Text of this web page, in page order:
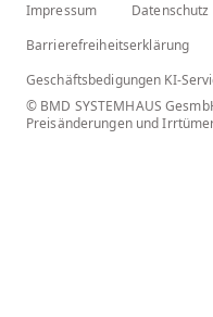
Impressum
Datenschutz
Barrierefreiheitserklärung
Geschäftsbedigungen KI-
© BMD SYSTEMHAUS
Preisänderungen und